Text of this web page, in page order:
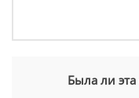
Была ли эта